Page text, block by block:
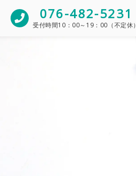
076-482-5231
受付時間10：00～19：00（不定休）